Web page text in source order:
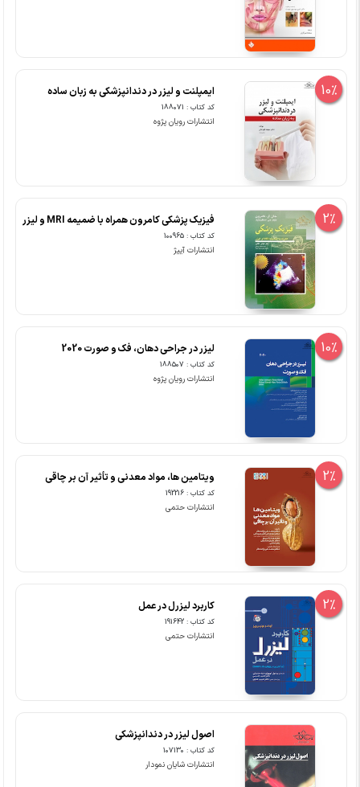
10% ایمپلنت و لیزر در دندانپزشکی به زبان ساده
کد کتاب : 188071
انتشارات رویان پژوه
2% فیزیک پزشکی کامرون همراه با ضمیمه MRI و لیزر
کد کتاب : 100965
انتشارات آییژ
10% لیزر در جراحی دهان، فک و صورت 2020
کد کتاب : 188507
انتشارات رویان پژوه
2% ویتامین ها، مواد معدنی و تأثیر آن بر چاقی
کد کتاب : 192216
انتشارات حتمی
2% کاربرد لیزرل در عمل
کد کتاب : 191642
انتشارات حتمی
اصول لیزر در دندانپزشکی
کد کتاب : 107130
انتشارات شایان نمودار